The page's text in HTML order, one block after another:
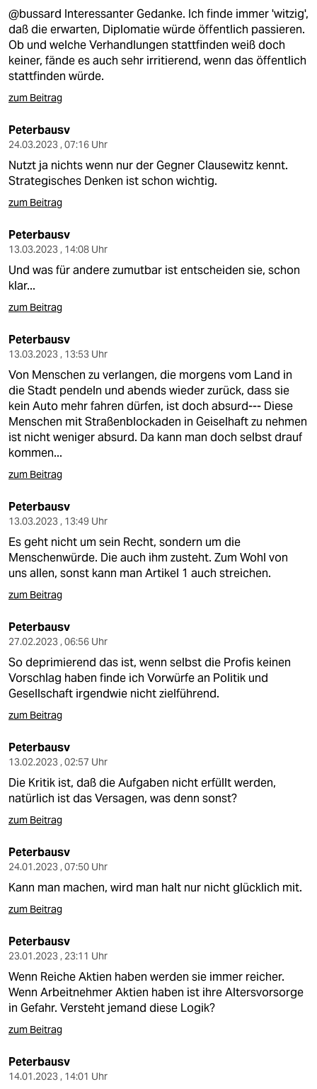
@bussard Interessanter Gedanke. Ich finde immer 'witzig',
daß die erwarten, Diplomatie würde öffentlich passieren.
Ob und welche Verhandlungen stattfinden weiß doch
keiner, fände es auch sehr irritierend, wenn das öffentlich
stattfinden würde.
zum Beitrag
Peterbausv
24.03.2023 , 07:16 Uhr
Nutzt ja nichts wenn nur der Gegner Clausewitz kennt.
Strategisches Denken ist schon wichtig.
zum Beitrag
Peterbausv
13.03.2023 , 14:08 Uhr
Und was für andere zumutbar ist entscheiden sie, schon
klar...
zum Beitrag
Peterbausv
13.03.2023 , 13:53 Uhr
Von Menschen zu verlangen, die morgens vom Land in
die Stadt pendeln und abends wieder zurück, dass sie
kein Auto mehr fahren dürfen, ist doch absurd--- Diese
Menschen mit Straßenblockaden in Geiselhaft zu nehmen
ist nicht weniger absurd. Da kann man doch selbst drauf
kommen...
zum Beitrag
Peterbausv
13.03.2023 , 13:49 Uhr
Es geht nicht um sein Recht, sondern um die
Menschenwürde. Die auch ihm zusteht. Zum Wohl von
uns allen, sonst kann man Artikel 1 auch streichen.
zum Beitrag
Peterbausv
27.02.2023 , 06:56 Uhr
So deprimierend das ist, wenn selbst die Profis keinen
Vorschlag haben finde ich Vorwürfe an Politik und
Gesellschaft irgendwie nicht zielführend.
zum Beitrag
Peterbausv
13.02.2023 , 02:57 Uhr
Die Kritik ist, daß die Aufgaben nicht erfüllt werden,
natürlich ist das Versagen, was denn sonst?
zum Beitrag
Peterbausv
24.01.2023 , 07:50 Uhr
Kann man machen, wird man halt nur nicht glücklich mit.
zum Beitrag
Peterbausv
23.01.2023 , 23:11 Uhr
Wenn Reiche Aktien haben werden sie immer reicher.
Wenn Arbeitnehmer Aktien haben ist ihre Altersvorsorge
in Gefahr. Versteht jemand diese Logik?
zum Beitrag
Peterbausv
14.01.2023 , 14:01 Uhr